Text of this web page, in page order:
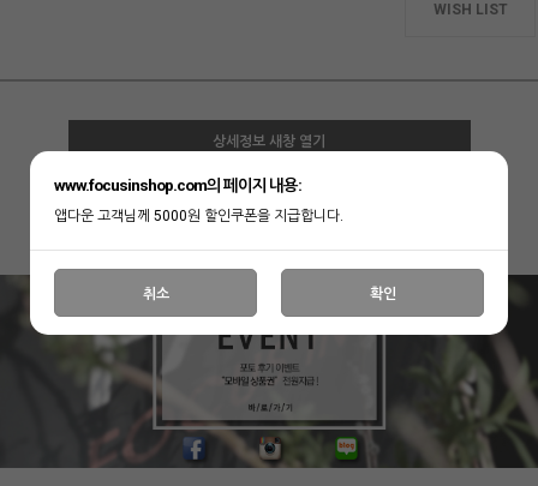
WISH LIST
상세정보 새창 열기
상세 정보를 확대해 보실 수 있습니다.
www.focusinshop.com의 페이지 내용:
앱다운 고객님께 5000원 할인쿠폰을 지급합니다.
취소 확인